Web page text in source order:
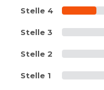
Stelle 4
Stelle 3
Stelle 2
Stelle 1